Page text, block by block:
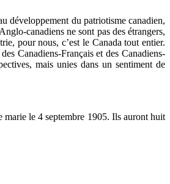
développement du patriotisme canadien,
canadiens ne sont pas des étrangers,
pour nous, c’est le Canada tout entier.
Canadiens-Français et des Canadiens-
mais unies dans un sentiment de
marie le 4 septembre 1905. Ils auront huit